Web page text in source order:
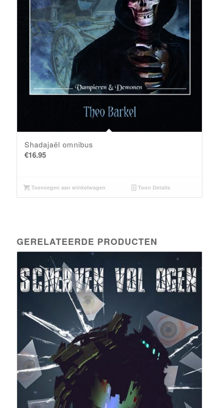
Shadajaël omnibus
€16.95
Toevoegen aan winkelwagen Toon Details
GERELATEERDE PRODUCTEN